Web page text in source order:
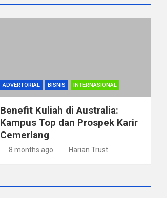
ADVERTORIAL BISNIS INTERNASIONAL
Benefit Kuliah di Australia:
Kampus Top dan Prospek Karir
Cemerlang
8 months ago Harian Trust